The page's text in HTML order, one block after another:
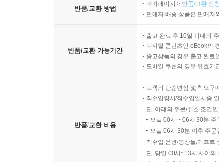
반품/교환 방법
마이페이지 > 반품/교환 신
판매자 배송 상품은 판매자
반품/교환 가능기간
출고 완료 후 10일 이내의
디지털 콘텐츠인 eBook의
중고상품의 경우 출고 완료
모바일 쿠폰의 경우 유효기
반품/교환 비용
고객의 단순변심 및 착오구
직수입양서/직수입일서중
단, 아래의 주문/취소 조건
오늘 00시 ~ 06시 30분
오늘 06시 30분 이후 주
직수입 음반/영상물/기프트
단, 당일 00시~13시 사이의